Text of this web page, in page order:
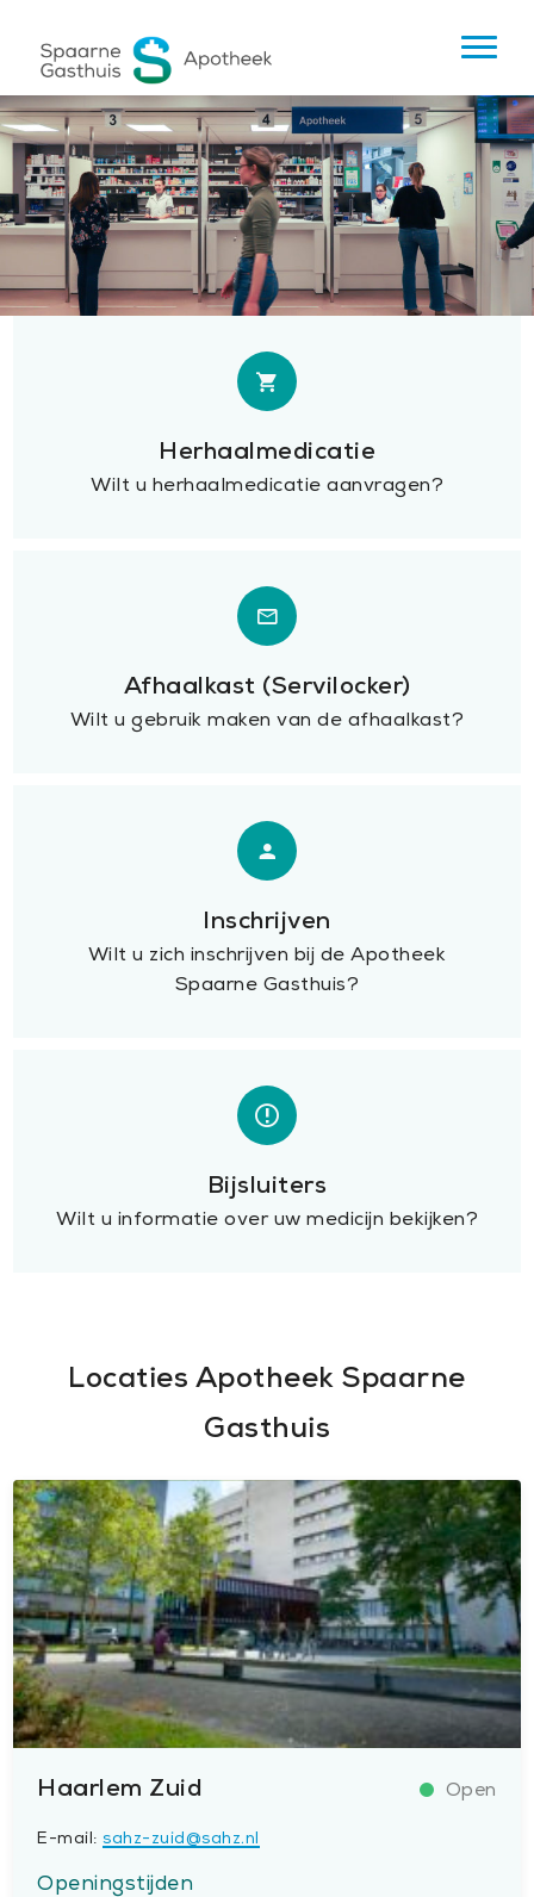
Herhaalmedicatie
Wilt u herhaalmedicatie aanvragen?
Afhaalkast (Servilocker)
Wilt u gebruik maken van de afhaalkast?
Inschrijven
Wilt u zich inschrijven bij de Apotheek
Spaarne Gasthuis?
Bijsluiters
Wilt u informatie over uw medicijn bekijken?
Locaties Apotheek Spaarne
Gasthuis
Haarlem Zuid
E-mail:sahz-zuid@sahz.nl
Openingstijden